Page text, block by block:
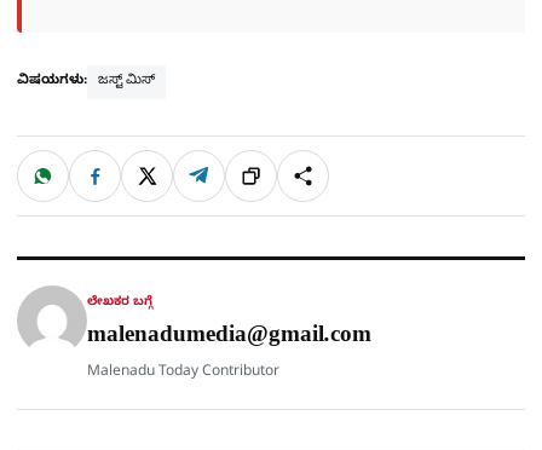
ವಿಷಯಗಳು: ಜಸ್ಟ್ ಮಿಸ್
ಹಂಚಿಕೊಳ್ಳಿ
W
a
t
p
F
c
e
o
X T
l
e
a
ಲಿಂ
ಕ್
S
h
a
e
ಲೇಖಕರ ಬಗ್ಗೆ
malenadumedia@gmail.com
Malenadu Today Contributor